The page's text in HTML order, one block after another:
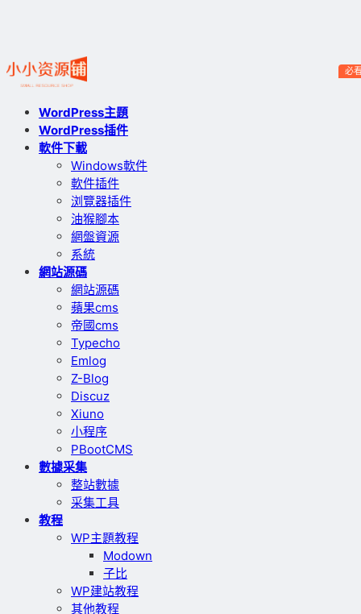
WordPress主題
WordPress插件
軟件下載
Windows軟件
軟件插件
浏覽器插件
油猴腳本
網盤資源
系統
網站源碼
網站源碼
蘋果cms
帝國cms
Typecho
Emlog
Z-Blog
Discuz
Xiuno
小程序
PBootCMS
數據采集
整站數據
采集工具
教程
WP主題教程
Modown
子比
WP建站教程
其他教程
必